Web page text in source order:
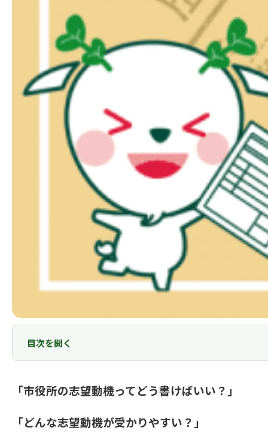
目次を開く
「市役所の志望動機ってどう書けばいい？」
「どんな志望動機が受かりやすい？」